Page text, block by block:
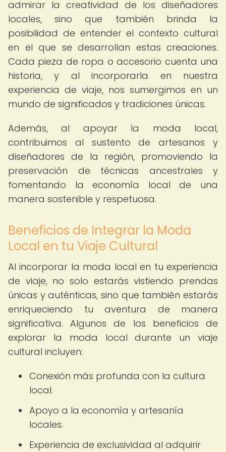
admirar la creatividad de los diseñadores
locales, sino que también brinda la
posibilidad de entender el contexto cultural
en el que se desarrollan estas creaciones.
Cada pieza de ropa o accesorio cuenta una
historia, y al incorporarla en nuestra
experiencia de viaje, nos sumergimos en un
mundo de significados y tradiciones únicas.
Además, al apoyar la moda local,
contribuimos al sustento de artesanos y
diseñadores de la región, promoviendo la
preservación de técnicas ancestrales y
fomentando la economía local de una
manera sostenible y respetuosa.
Beneficios de Integrar la Moda
Local en tu Viaje Cultural
Al incorporar la moda local en tu experiencia
de viaje, no solo estarás vistiendo prendas
únicas y auténticas, sino que también estarás
enriqueciendo tu aventura de manera
significativa. Algunos de los beneficios de
explorar la moda local durante un viaje
cultural incluyen:
Conexión más profunda con la cultura
local.
Apoyo a la economía y artesanía
locales.
Experiencia de exclusividad al adquirir